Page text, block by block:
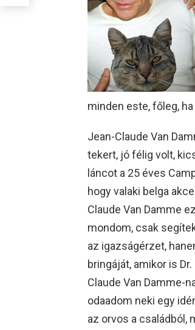
minden este, főleg,
Jean-Claude Van
tekert, jó félig volt,
láncot a 25 éves
hogy valaki belga
Claude Van Damme
mondom, csak
az igazságérzet,
bringáját, amikor is
Claude Van Damme-
odaadom neki egy
az orvos a családból,